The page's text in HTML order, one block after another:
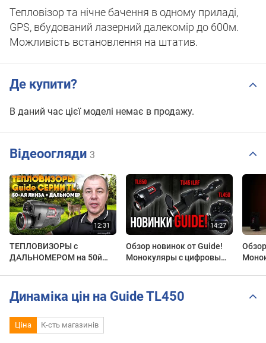
Тепловізор та нічне бачення в одному приладі,
GPS, вбудований лазерний далекомір до 600м.
Можливість встановлення на штатив.
Де купити?
В даний час цієї моделі немає в продажу.
Відеоогляди 3
ТЕПЛОВИЗОРЫ с
ДАЛЬНОМЕРОМ на 50й
Обзор новинок от Guide!
Монокуляры с цифровым
TU451LRF.
Динаміка цін на Guide TL450
Ціна К-сть магазинів